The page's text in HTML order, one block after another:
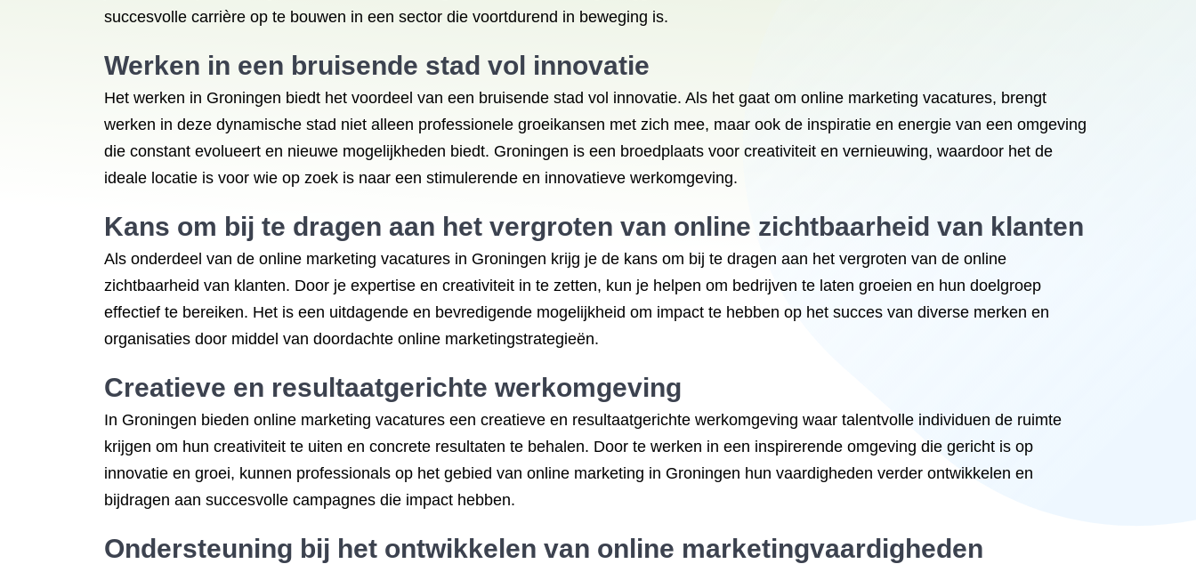
succesvolle carrière op te bouwen in een sector die voortdurend in beweging is.
Werken in een bruisende stad vol innovatie
Het werken in Groningen biedt het voordeel van een bruisende stad vol innovatie. Als het gaat om online marketing vacatures, brengt
werken in deze dynamische stad niet alleen professionele groeikansen met zich mee, maar ook de inspiratie en energie van een omgeving
die constant evolueert en nieuwe mogelijkheden biedt. Groningen is een broedplaats voor creativiteit en vernieuwing, waardoor het de
ideale locatie is voor wie op zoek is naar een stimulerende en innovatieve werkomgeving.
Kans om bij te dragen aan het vergroten van online zichtbaarheid van klanten
Als onderdeel van de online marketing vacatures in Groningen krijg je de kans om bij te dragen aan het vergroten van de online
zichtbaarheid van klanten. Door je expertise en creativiteit in te zetten, kun je helpen om bedrijven te laten groeien en hun doelgroep
effectief te bereiken. Het is een uitdagende en bevredigende mogelijkheid om impact te hebben op het succes van diverse merken en
organisaties door middel van doordachte online marketingstrategieën.
Creatieve en resultaatgerichte werkomgeving
In Groningen bieden online marketing vacatures een creatieve en resultaatgerichte werkomgeving waar talentvolle individuen de ruimte
krijgen om hun creativiteit te uiten en concrete resultaten te behalen. Door te werken in een inspirerende omgeving die gericht is op
innovatie en groei, kunnen professionals op het gebied van online marketing in Groningen hun vaardigheden verder ontwikkelen en
bijdragen aan succesvolle campagnes die impact hebben.
Ondersteuning bij het ontwikkelen van online marketingvaardigheden